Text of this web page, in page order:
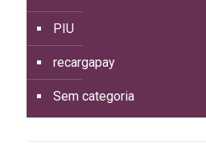
PIU
recargapay
Sem categoria